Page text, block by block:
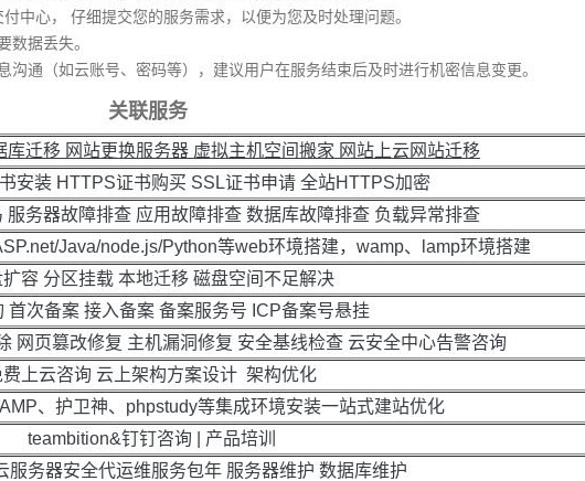
中心， 仔细提交您的服务需求，以便为您及时处理问题。
数据丢失。
通（如云账号、密码等），建议用户在服务结束后及时进行机密信息变更。
关联服务
库迁移 网站更换服务器 虚拟主机空间搬家 网站上云网站迁移
安装 HTTPS证书购买 SSL证书申请 全站HTTPS加密
服务器故障排查 应用故障排查 数据库故障排查 负载异常排查
Java/node.js/Python等web环境搭建，wamp、lamp环境搭建
容 分区挂载 本地迁移 磁盘空间不足解决
首次备案 接入备案 备案服务号 ICP备案号悬挂
网页篡改修复 主机漏洞修复 安全基线检查 云安全中心告警咨询
费上云咨询 云上架构方案设计 架构优化
、护卫神、phpstudy等集成环境安装一站式建站优化
teambition&钉钉咨询 | 产品培训
服务器安全代运维服务包年 服务器维护 数据库维护